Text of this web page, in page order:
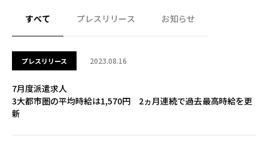
すべて プレスリリース お知らせ
プレスリリース 2023.08.16
7月度派遣求人
3大都市圏の平均時給は1,570円 2ヵ月連続で過去最高時給を更
新